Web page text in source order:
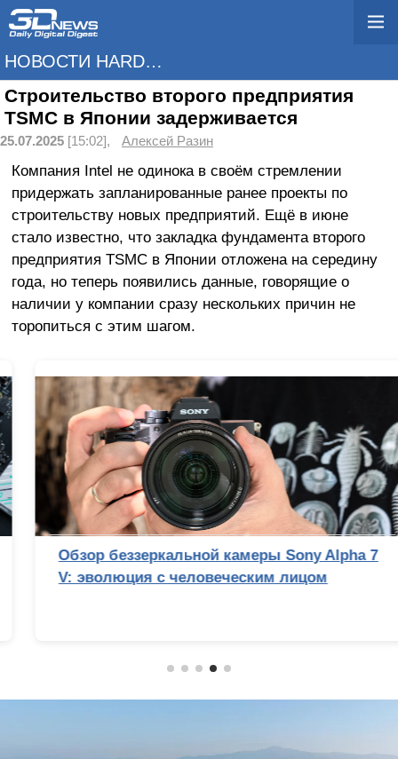
НОВОСТИ HARDWARE
Строительство второго предприятия
TSMC в Японии задерживается
25.07.2025 [15:02], Алексей Разин
Компания Intel не одинока в своём стремлении
придержать запланированные ранее проекты по
строительству новых предприятий. Ещё в июне
стало известно, что закладка фундамента второго
предприятия TSMC в Японии отложена на середину
года, но теперь появились данные, говорящие о
наличии у компании сразу нескольких причин не
торопиться с этим шагом.
Обзор беззеркальной камеры Sony Alpha 7
V: эволюция с человеческим лицом